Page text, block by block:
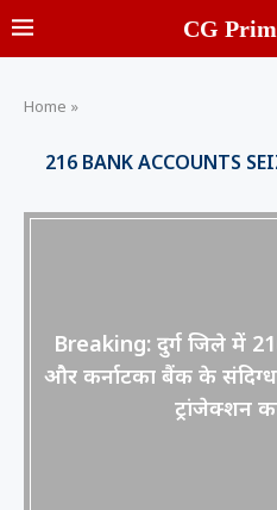
CG
Home »
216 BANK ACCOUNTS
Breaking: दुर्ग जिले में
और कर्नाटका बैंक के
ट्रांजेक्शन